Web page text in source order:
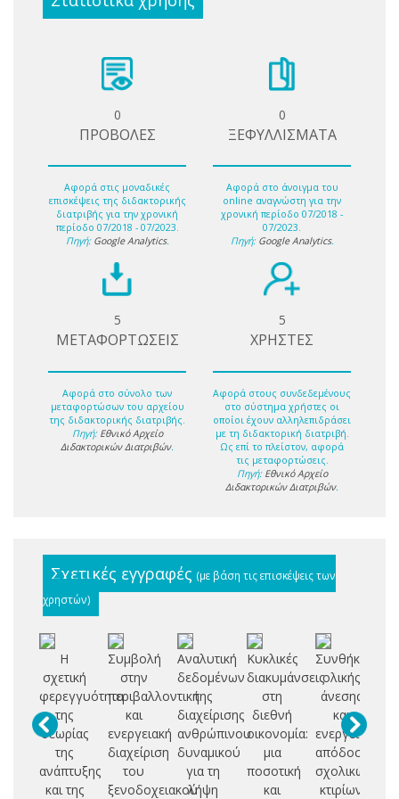
0
ΠΡΟΒΟΛΕΣ
Αφορά στις μοναδικές
επισκέψεις της διδακτορικής
διατριβής για την χρονική
περίοδο 07/2018 - 07/2023.
Πηγή: Google Analytics.
0
ΞΕΦΥΛΛΙΣΜΑΤΑ
Αφορά στο άνοιγμα του
online αναγνώστη για την
χρονική περίοδο 07/2018 -
07/2023.
Πηγή: Google Analytics.
5
ΜΕΤΑΦΟΡΤΩΣΕΙΣ
Αφορά στο σύνολο των
μεταφορτώσων του αρχείου
της διδακτορικής διατριβής.
Πηγή: Εθνικό Αρχείο
Διδακτορικών Διατριβών.
5
ΧΡΗΣΤΕΣ
Αφορά στους συνδεδεμένους
στο σύστημα χρήστες οι
οποίοι έχουν αλληλεπιδράσει
με τη διδακτορική διατριβή.
Ως επί το πλείστον, αφορά
τις μεταφορτώσεις.
Πηγή: Εθνικό Αρχείο
Διδακτορικών Διατριβών.
Σχετικές εγγραφές (με βάση τις επισκέψεις των
χρηστών)
Η
σχετική
φερεγγυότητα
της
θεωρίας
της
ανάπτυξης
και της
Συμβολή
στην
περιβαλλοντική
και
ενεργειακή
διαχείριση
του
ξενοδοχειακού
Αναλυτική
δεδομένων
της
διαχείρισης
ανθρώπινου
δυναμικού
για τη
λήψη
Κυκλικές
διακυμάνσεις
στη
διεθνή
οικονομία:
μια
ποσοτική
και
Συνθήκες
ολικής
άνεσης
και
ενεργειακής
απόδοσης
σχολικών
κτιρίων